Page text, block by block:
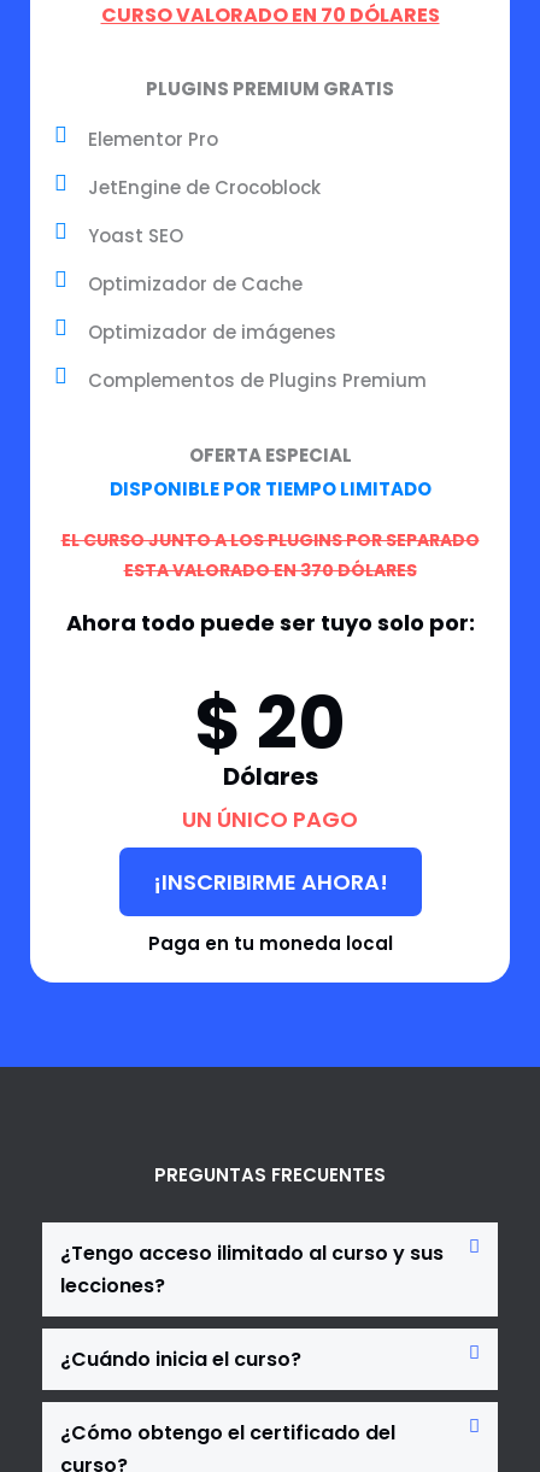
CURSO VALORADO EN 70 DÓLARES
PLUGINS PREMIUM GRATIS
Elementor Pro
JetEngine de Crocoblock
Yoast SEO
Optimizador de Cache
Optimizador de imágenes
Complementos de Plugins Premium
OFERTA ESPECIAL
DISPONIBLE POR TIEMPO LIMITADO
EL CURSO JUNTO A LOS PLUGINS POR SEPARADO
ESTA VALORADO EN 370 DÓLARES
Ahora todo puede ser tuyo solo por:
$ 20
Dólares
UN ÚNICO PAGO
¡INSCRIBIRME AHORA!
Paga en tu moneda local
PREGUNTAS FRECUENTES
¿Tengo acceso ilimitado al curso y sus
lecciones?
¿Cuándo inicia el curso?
¿Cómo obtengo el certificado del
curso?